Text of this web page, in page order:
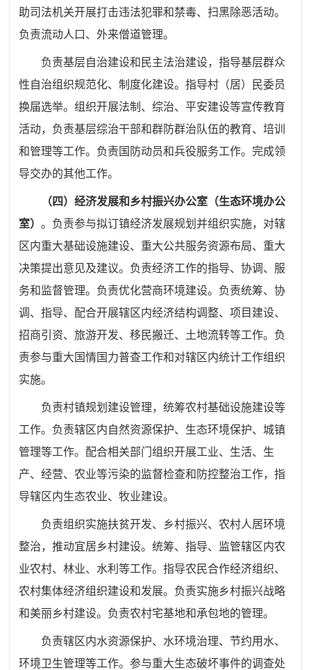
助司法机关开展打击违法犯罪和禁毒、扫黑除恶活动。
负责流动人口、外来僧道管理。
负责基层自治建设和民主法治建设，指导基层群众
性自治组织规范化、制度化建设。指导村（居）民委员
换届选举。组织开展法制、综治、平安建设等宣传教育
活动，负责基层综治干部和群防群治队伍的教育、培训
和管理等工作。负责国防动员和兵役服务工作。完成领
导交办的其他工作。
（四）经济发展和乡村振兴办公室（生态环境办公
室）。 负责参与拟订镇经济发展规划并组织实施，对辖
区内重大基础设施建设、重大公共服务资源布局、重大
决策提出意见及建议。负责经济工作的指导、协调、服
务和监督管理。负责优化营商环境建设。负责统筹、协
调、指导、配合开展辖区内经济结构调整、项目建设、
招商引资、旅游开发、移民搬迁、土地流转等工作。负
责参与重大国情国力普查工作和对辖区内统计工作组织
实施。
负责村镇规划建设管理，统筹农村基础设施建设等
工作。负责辖区内自然资源保护、生态环境保护、城镇
管理等工作。配合相关部门组织开展工业、生活、生
产、经营、农业等污染的监督检查和防控整治工作，指
导辖区内生态农业、牧业建设。
负责组织实施扶贫开发、乡村振兴、农村人居环境
整治，推动宜居乡村建设。统筹、指导、监管辖区内农
业农村、林业、水利等工作。指导农民合作经济组织、
农村集体经济组织建设和发展。负责实施乡村振兴战略
和美丽乡村建设。负责农村宅基地和承包地的管理。
负责辖区内水资源保护、水环境治理、节约用水、
环境卫生管理等工作。参与重大生态破坏事件的调查处